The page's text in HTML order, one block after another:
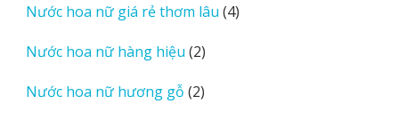
phẩm
Nước hoa nữ giá rẻ thơm lâu 44
Nước hoa nữ hàng hiệu 22
phẩm
Nước hoa nữ hương gỗ 22